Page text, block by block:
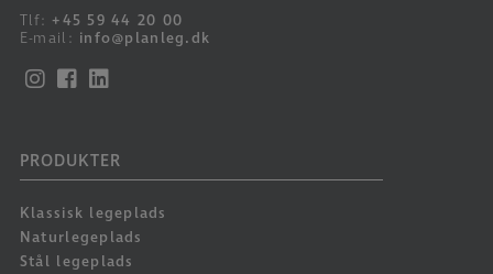
Tlf: +45 59 44 20 00
E-mail: info@planleg.dk
PRODUKTER
Klassisk legeplads
Naturlegeplads
Stål legeplads